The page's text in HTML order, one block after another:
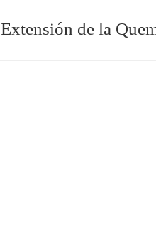
Extensión de la